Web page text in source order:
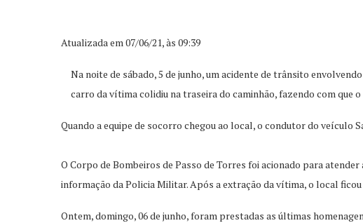
Atualizada em 07/06/21, às 09:39
Na noite de sábado, 5 de junho, um acidente de trânsito
carro da vítima colidiu na traseira do caminhão, fazendo com que
Quando a equipe de socorro chegou ao local, o condutor do veículo
O Corpo de Bombeiros de Passo de Torres foi acionado para
informação da Policia Militar. Após a extração da vítima, o local
Ontem, domingo, 06 de junho, foram prestadas as últimas